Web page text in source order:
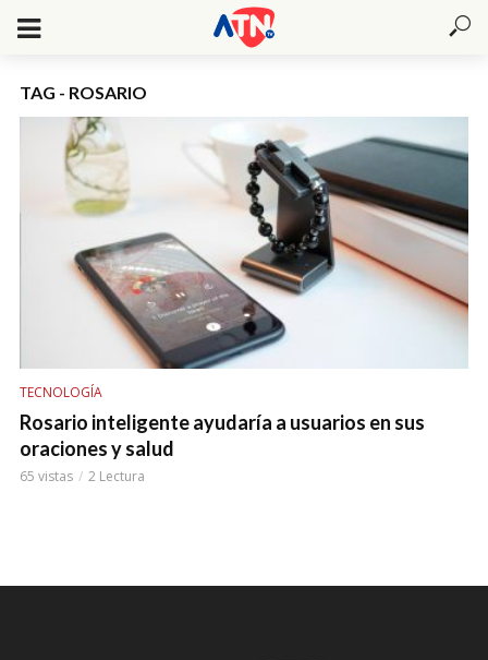
TAG - ROSARIO
TECNOLOGÍA
Rosario inteligente ayudaría a usuarios en sus
oraciones y salud
65 vistas 2 Lectura